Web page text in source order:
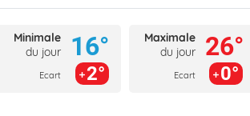
Minimale
du jour
Ecart
16°
2°
Maximale
du jour
Ecart
26°
0°